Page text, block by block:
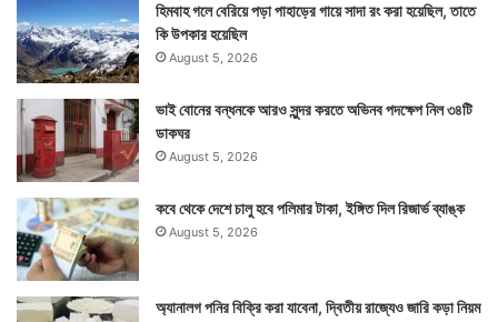
হিমবাহ গলে বেরিয়ে পড়া পাহাড়ের গায়ে সাদা রং করা হয়েছিল, তাতে
কি উপকার হয়েছিল
August 5, 2026
ভাই বোনের বন্ধনকে আরও সুন্দর করতে অভিনব পদক্ষেপ নিল ৩৪টি
ডাকঘর
August 5, 2026
কবে থেকে দেশে চালু হবে পলিমার টাকা, ইঙ্গিত দিল রিজার্ভ ব্যাঙ্ক
August 5, 2026
অ্যানালগ পনির বিক্রি করা যাবেনা, দ্বিতীয় রাজ্যেও জারি কড়া নিয়ম